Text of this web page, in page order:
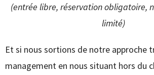
(entrée libre, réservation obligatoire,
limité)
Et si nous sortions de notre approche
management en nous situant hors du